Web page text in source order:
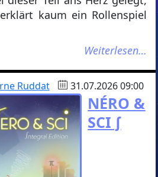
kaum ein Rollenspiel
Weiterlesen…
Ruddat 31.07.2026 09:00
NÉRO &
SCI ∫